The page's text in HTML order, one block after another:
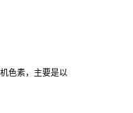
色素，主要是以